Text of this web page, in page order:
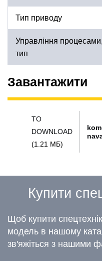
Тип приводу
Управління процесами,
тип
Завантажити
TO
DOWNLOAD
(1.21 МБ)
Купити
Щоб купити
модель в нашому
зв'яжіться з нашими